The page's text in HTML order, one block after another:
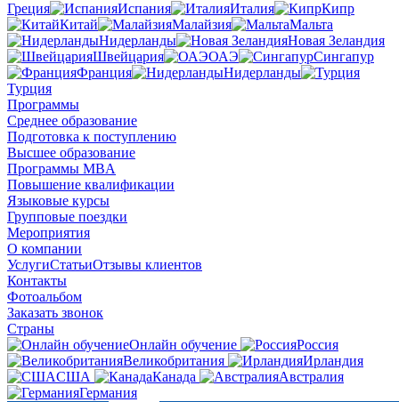
Греция Испания Италия
Кипр
Китай
Малайзия
Мальта
Нидерланды
Новая Зеландия
Швейцария
ОАЭ
Сингапур
Франция
Нидерланды
Турция
Программы
Среднее образование
Подготовка к поступлению
Высшее образование
Программы MBA
Повышение квалификации
Языковые курсы
Групповые поездки
Мероприятия
О компании
УслугиСтатьиОтзывы клиентов
Контакты
Фотоальбом
Заказать звонок
Страны
Онлайн обучение
Россия
Великобритания
Ирландия
США
Канада
Австралия
Германия